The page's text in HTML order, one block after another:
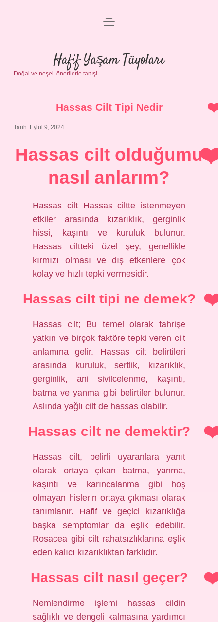
Anasayfa
Gizlilik Politikası
Yasal Uyarı
menüyü
Hafif Yaşam Tüyoları
Doğal ve neşeli önerilerle tanış!
Hassas Cilt Tipi Nedir
Tarih: Eylül 9, 2024
Hassas cilt olduğumu
nasıl anlarım?
Hassas cilt Hassas ciltte istenmeyen
etkiler arasında kızarıklık, gerginlik
hissi, kaşıntı ve kuruluk bulunur.
Hassas ciltteki özel şey, genellikle
kırmızı olması ve dış etkenlere çok
kolay ve hızlı tepki vermesidir.
Hassas cilt tipi ne demek?
Hassas cilt; Bu temel olarak tahrişe
yatkın ve birçok faktöre tepki veren cilt
anlamına gelir. Hassas cilt belirtileri
arasında kuruluk, sertlik, kızarıklık,
gerginlik, ani sivilcelenme, kaşıntı,
batma ve yanma gibi belirtiler bulunur.
Aslında yağlı cilt de hassas olabilir.
Hassas cilt ne demektir?
Hassas cilt, belirli uyaranlara yanıt
olarak ortaya çıkan batma, yanma,
kaşıntı ve karıncalanma gibi hoş
olmayan hislerin ortaya çıkması olarak
tanımlanır. Hafif ve geçici kızarıklığa
başka semptomlar da eşlik edebilir.
Rosacea gibi cilt rahatsızlıklarına eşlik
eden kalıcı kızarıklıktan farklıdır.
Hassas cilt nasıl geçer?
Nemlendirme işlemi hassas cildin
sağlıklı ve dengeli kalmasına yardımcı